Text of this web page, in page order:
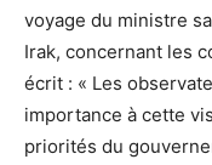
voyage du ministre
Irak, concernant les
écrit : « Les
importance à cette
priorités du